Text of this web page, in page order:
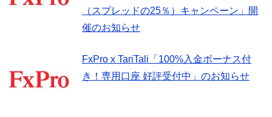
（スプレッドの25％）キャンペーン」開
催のお知らせ
FxPro x TariTali「100%入金ボーナス付
き！専用口座 好評受付中」のお知らせ